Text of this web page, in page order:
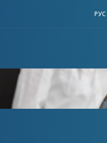
РУС